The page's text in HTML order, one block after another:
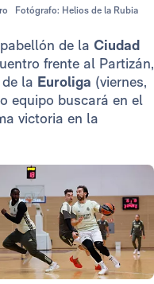
Fotógrafo: Helios de la Rubia
de la Ciudad
frente al Partizán,
la Euroliga (viernes,
equipo buscará en el
victoria en la